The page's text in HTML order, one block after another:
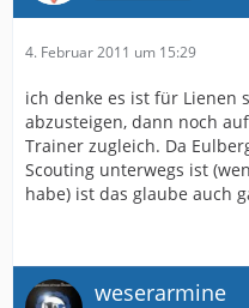
4. Februar 2011 um 15:29
ich denke es ist für Lienen
abzusteigen, dann noch
Trainer zugleich. Da
Scouting unterwegs ist
habe) ist das glaube auch
weserarmine